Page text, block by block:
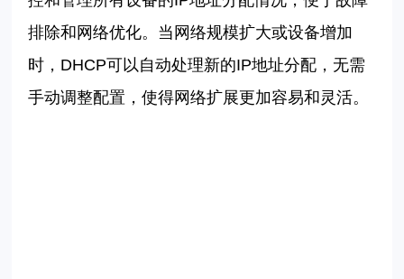
排除和网络优化。当网络规模扩大或设备增加
时， DHCP可以自动处理新的IP地址分配，无需
手动调整配置，使得网络扩展更加容易和灵活。